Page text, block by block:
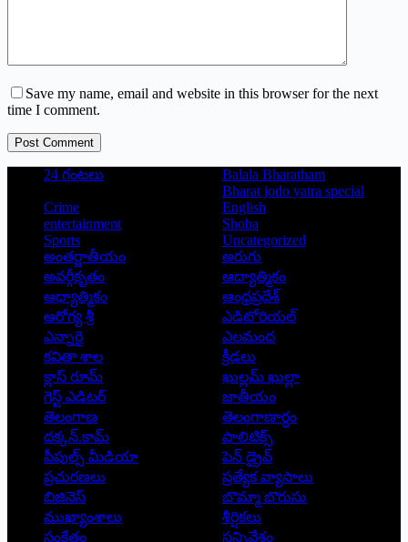
Save my name, email and website in this browser for the next
time I comment.
Post Comment
24 గంటలు
Balala Bharatham
Bharat jodo yatra special
Crime
English
entertainment
Shoba
Sports
Uncategorized
అంతర్జాతీయం
అరుగు
అవర్గీకృతం
ఆద్యాత్మికం
ఆధ్యాత్మికం
ఆంధ్రప్రదేశ్
ఆరోగ్య శ్రీ
ఎడిటోరియల్
ఎన్నారై
ఎలమంద
కవితా శాల
క్రీడలు
క్లాస్ రూమ్
ఖుల్లమ్ ఖుల్లా
గెస్ట్ ఎడిటర్
జాతీయం
తెలంగాణ
తెలంగాణార్థం
దక్కన్.కామ్
పాలిటిక్స్
పీపుల్స్ ‌మీడియా
పెన్ డ్రైవ్
ప్రచురణలు
ప్రత్యేక వ్యాసాలు
బిజినెస్
బొమ్మా బొరుసు
ముఖ్యాంశాలు
శీర్షికలు
సంకేతం
సన్నివేశం